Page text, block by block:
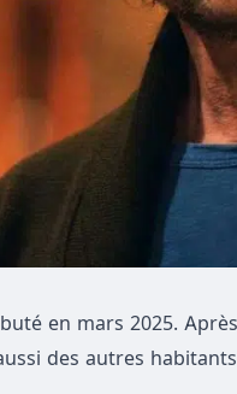
en mars 2025.
des autres